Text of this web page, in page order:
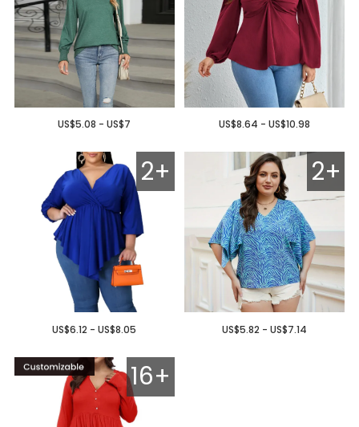
US$5.08 - US$7 US$8.64 - US$10.98
2+
US$6.12 - US$8.05
2+
US$5.82 - US$7.14
16+